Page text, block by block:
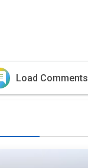
Load Comments